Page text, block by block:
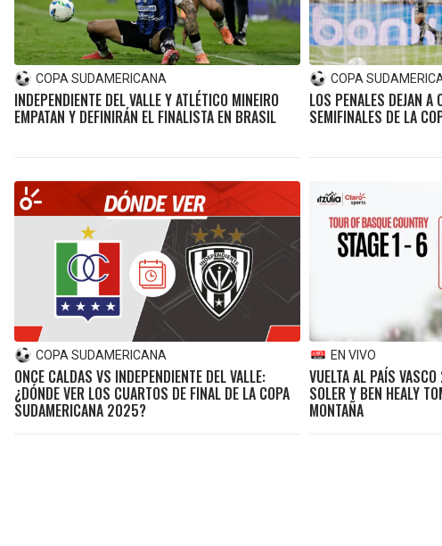
COPA SUDAMERICANA
INDEPENDIENTE DEL VALLE Y ATLÉTICO MINEIRO
EMPATAN Y DEFINIRÁN EL FINALISTA EN BRASIL
COPA
LOS PENALES DEJAN A
SEMIFINALES DE LA
COPA SUDAMERICANA
ONCE CALDAS VS INDEPENDIENTE DEL VALLE:
¿DÓNDE VER LOS CUARTOS DE FINAL DE LA COPA
SUDAMERICANA 2025?
EN VIVO
VUELTA AL PAÍS
SOLER Y BEN HEALY
MONTAÑA